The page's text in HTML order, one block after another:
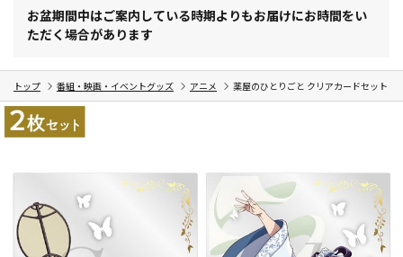
お盆期間中はご案内している時期よりもお届けにお時間をい
ただく場合があります
トップ 番組・映画・イベントグッズ アニメ 薬屋のひとりごと クリアカードセット 月